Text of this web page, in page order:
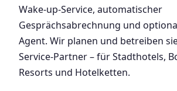
Wake-up-Service, automatischer
Gesprächsabrechnung und
Agent. Wir planen und betreiben
Service-Partner – für Stadthotels,
Resorts und Hotelketten.